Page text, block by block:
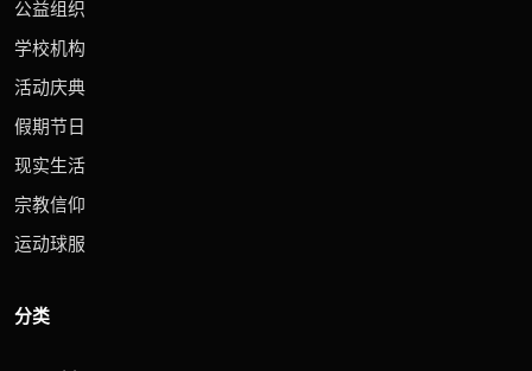
公益组织
学校机构
活动庆典
假期节日
现实生活
宗教信仰
运动球服
分类